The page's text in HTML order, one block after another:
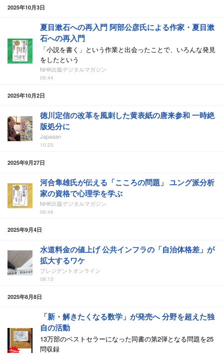
2025年10月3日
夏目漱石への再入門 阿部公彦氏による作家・夏目漱
石への再入門
「小説を書く」という作業と出会ったことで、いろんな発見
をしたという
NHK出版デジタルマガジン
06:44
2025年10月2日
徳川定信の改革を風刺した黄表紙の唐来参和 一時絶
版処分に
Japaaan
10:25
2025年9月27日
河合隼雄氏が伝える「こころの問題」 ユング派分析
家の資格で心理学を学ぶ
NHK出版デジタルマガジン
06:46
2025年9月4日
水道料金の値上げ 公共インフラの「自治体格差」が
拡大するワケ
プレジデントオンライン
08:15
2025年8月8日
「新・解きたくなる数学」が発売へ 分野を超えた独
自の活動
13万部のベストセラーになった同書の第2弾となる問題を25
問収録